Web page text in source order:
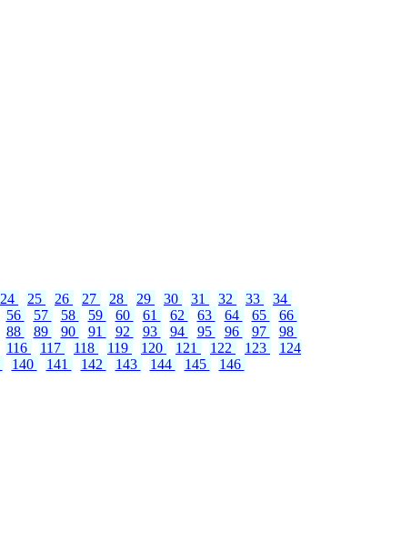
24 25 26 27 28 29 30 31 32 33
34
56 57 58 59 60 61 62 63 64 65
66
88 89 90 91 92 93 94 95 96 97
98
116 117 118 119 120 121 122 123
124
140 141 142 143 144 145 146